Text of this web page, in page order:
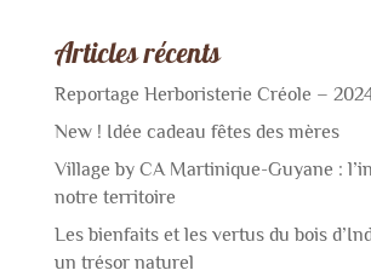
Articles récents
Reportage Herboristerie Créole –
New ! Idée cadeau fêtes des mères
Village by CA Martinique-Guyane :
notre territoire
Les bienfaits et les vertus du bois
un trésor naturel